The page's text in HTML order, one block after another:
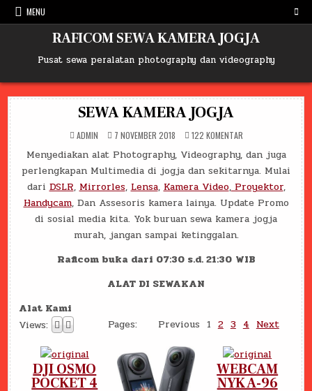
Skip
to
MENU
RAFICOM SEWA KAMERA JOGJA
Pusat sewa peralatan photography dan videography
SEWA KAMERA JOGJA
ADMIN 7 NOVEMBER 2018 122 KOMENTARPADA
SEWA
KAMERA
JOGJA
Menyediakan alat Photography, Videography, dan juga
perlengkapan Multimedia di jogja dan sekitarnya. Mulai
dari DSLR, Mirrorles, Lensa, Kamera Video,Proyektor,
Handycam, Dan Assesoris kamera lainya. Update Promo
di sosial media kita. Yok buruan sewa kamera jogja
murah, jangan sampai ketinggalan.
Raficom buka dari 07:30 s.d. 21:30 WIB
ALAT DI SEWAKAN
Alat Kami
Views:
Pages: Previous 1 2 3 4 Next
DJI OSMO
POCKET 4
WEBCAM
NYK A-96